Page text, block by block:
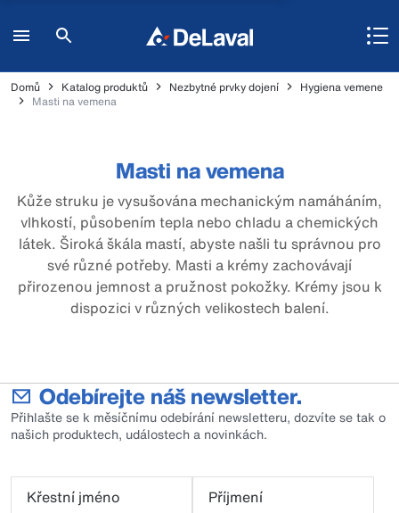
Domů Katalog produktů Nezbytné prvky dojení
Hygiena vemene
Masti na vemena
Masti na vemena
Kůže struku je vysušována mechanickým namáháním,
vlhkostí, působením tepla nebo chladu a chemických
látek. Široká škála mastí, abyste našli tu správnou pro
své různé potřeby. Masti a krémy zachovávají
přirozenou jemnost a pružnost pokožky. Krémy jsou k
dispozici v různých velikostech balení.
Odebírejte náš newsletter.
Přihlašte se k měsíčnímu odebírání newsletteru, dozvíte se tak o
našich produktech, událostech a novinkách.
Křestní jméno
Příjmení